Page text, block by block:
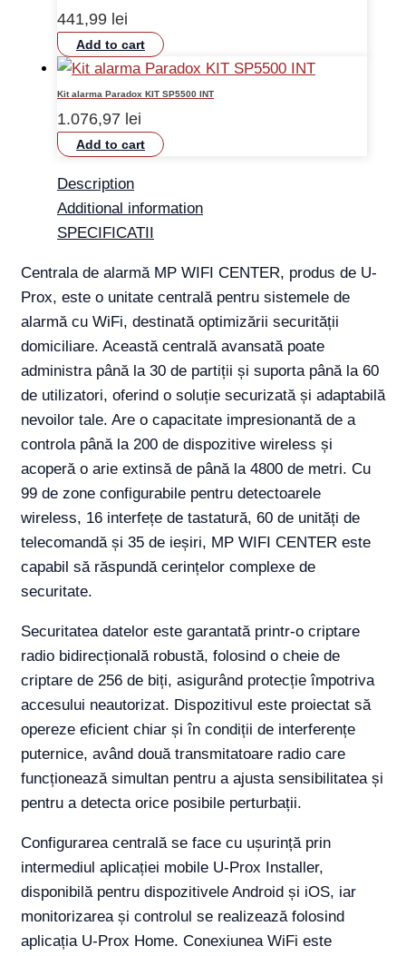
441,99 lei
Add to cart
Kit alarma Paradox KIT SP5500 INT
1.076,97 lei
Add to cart
Description
Additional information
SPECIFICATII
Centrala de alarmă MP WIFI CENTER, produs de U-
Prox, este o unitate centrală pentru sistemele de
alarmă cu WiFi, destinată optimizării securității
domiciliare. Această centrală avansată poate
administra până la 30 de partiții și suporta până la 60
de utilizatori, oferind o soluție securizată și adaptabilă
nevoilor tale. Are o capacitate impresionantă de a
controla până la 200 de dispozitive wireless și
acoperă o arie extinsă de până la 4800 de metri. Cu
99 de zone configurabile pentru detectoarele
wireless, 16 interfețe de tastatură, 60 de unități de
telecomandă și 35 de ieșiri, MP WIFI CENTER este
capabil să răspundă cerințelor complexe de
securitate.
Securitatea datelor este garantată printr-o criptare
radio bidirecțională robustă, folosind o cheie de
criptare de 256 de biți, asigurând protecție împotriva
accesului neautorizat. Dispozitivul este proiectat să
opereze eficient chiar și în condiții de interferențe
puternice, având două transmitatoare radio care
funcționează simultan pentru a ajusta sensibilitatea și
pentru a detecta orice posibile perturbații.
Configurarea centrală se face cu ușurință prin
intermediul aplicației mobile U-Prox Installer,
disponibilă pentru dispozitivele Android și iOS, iar
monitorizarea și controlul se realizează folosind
aplicația U-Prox Home. Conexiunea WiFi este